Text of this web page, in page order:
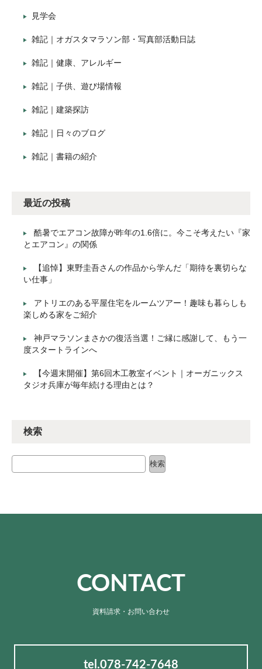
見学会
雑記｜オガスタマラソン部・写真部活動日誌
雑記｜健康、アレルギー
雑記｜子供、遊び場情報
雑記｜建築探訪
雑記｜日々のブログ
雑記｜書籍の紹介
最近の投稿
酷暑でエアコン故障が昨年の1.6倍に。今こそ考えたい『家
とエアコン』の関係
【追悼】東野圭吾さんの作品から学んだ「期待を裏切らな
い仕事」
アトリエのある平屋住宅をルームツアー！趣味も暮らしも
楽しめる家をご紹介
神戸マラソンまさかの復活当選！ご縁に感謝して、もう一
度スタートラインへ
【今週末開催】第6回木工教室イベント｜オーガニックス
タジオ兵庫が毎年続ける理由とは？
検索
検索
検索
CONTACT
資料請求・お問い合わせ
tel.078-742-7648